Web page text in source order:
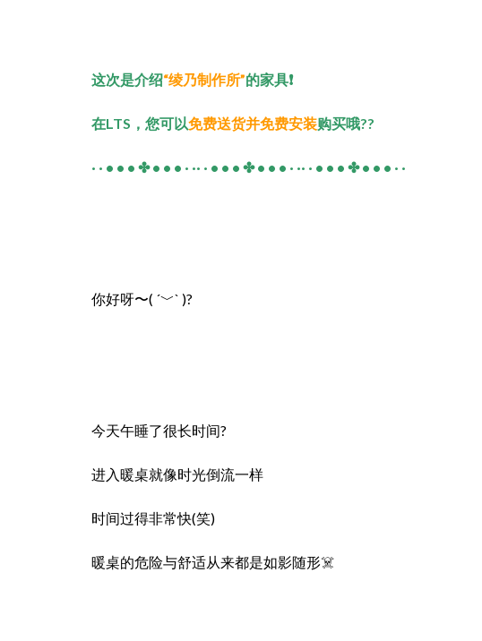
这次是介绍“绫乃制作所”的家具❗
在LTS，您可以免费送货并免费安装购买哦??
· · • • • ✤ • • • · ·· · • • • ✤ • • • · ·· · • • • ✤ • • • · ·
你好呀〜( ´﹀` )?
今天午睡了很长时间?
进入暖桌就像时光倒流一样
时间过得非常快(笑)
暖桌的危险与舒适从来都是如影随形☠️